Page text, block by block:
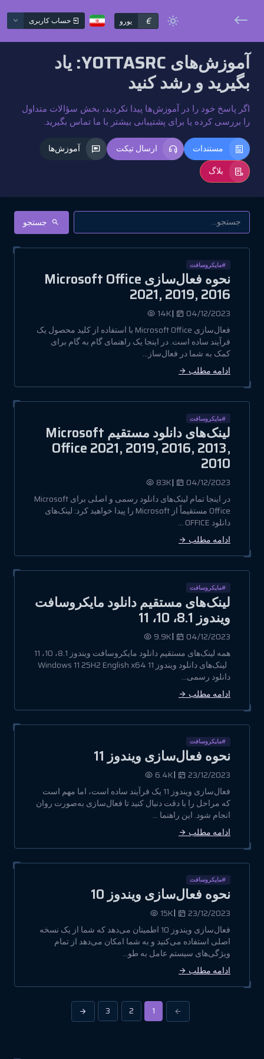
€ یورو حساب کاربری
آموزش‌های YOTTASRC: یاد
بگیرید و رشد کنید
اگر پاسخ خود را در آموزش‌ها پیدا نکردید، بخش سؤالات متداول
را بررسی کرده یا برای پشتیبانی بیشتر با ما تماس بگیرید.
مستندات ارسال تیکت
آموزش‌ها
بلاگ
#مایکروسافت
نحوه فعال‌سازی Microsoft Office
2021, 2019, 2016
04/12/2023
|
14K
فعال‌سازی Microsoft Office با استفاده از کلید محصول یک
فرآیند ساده است. در اینجا یک راهنمای گام به گام برای
کمک به شما در فعال‌ساز...
ادامه مطلب
#مایکروسافت
لینک‌های دانلود مستقیم Microsoft
Office 2021, 2019, 2016, 2013,
2010
04/12/2023
|
83K
در اینجا تمام لینک‌های دانلود رسمی و اصلی برای Microsoft
Office مستقیماً از Microsoft را پیدا خواهید کرد: لینک‌های
دانلود OFFICE ...
ادامه مطلب
#مایکروسافت
لینک‌های مستقیم دانلود مایکروسافت
ویندوز 8.1، 10، 11
04/12/2023
|
9.9K
همه لینک‌های مستقیم دانلود مایکروسافت ویندوز 8.1، 10، 11
لینک‌های دانلود ویندوز 11 Windows 11 25H2 English x64
دانلود رسمی...
ادامه مطلب
#مایکروسافت
نحوه فعال‌سازی ویندوز 11
23/12/2023
|
6.4K
فعال‌سازی ویندوز 11 یک فرآیند ساده است، اما مهم است
که مراحل را با دقت دنبال کنید تا فعال‌سازی به‌صورت روان
انجام شود. این راهنما ...
ادامه مطلب
#مایکروسافت
نحوه فعال‌سازی ویندوز 10
23/12/2023
|
15K
فعال‌سازی ویندوز 10 اطمینان می‌دهد که شما از یک نسخه
اصلی استفاده می‌کنید و به شما امکان می‌دهد از تمام
ویژگی‌های سیستم عامل به طو...
ادامه مطلب
1
2
3